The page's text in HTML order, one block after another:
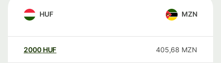
HUF MZN
2000 HUF 405,68 MZN